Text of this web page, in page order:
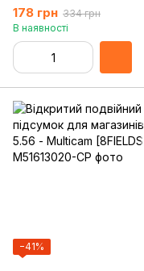
178 грн 334 грн
В наявності
−41%